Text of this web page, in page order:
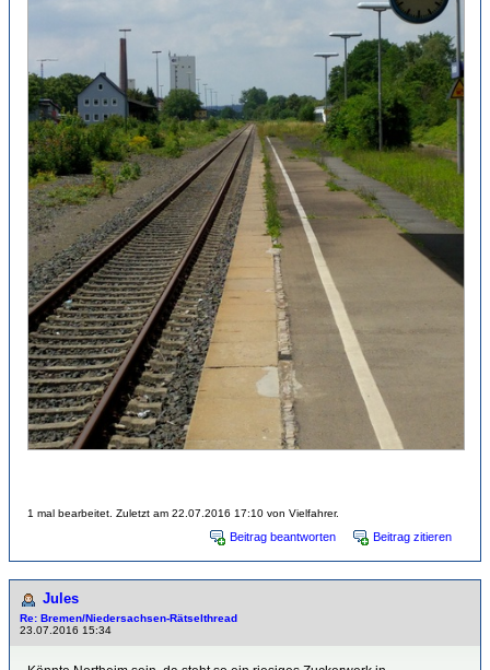
1 mal bearbeitet. Zuletzt am 22.07.2016 17:10 von Vielfahrer.
Beitrag beantworten Beitrag zitieren
Jules
Re: Bremen/Niedersachsen-Rätselthread
23.07.2016 15:34